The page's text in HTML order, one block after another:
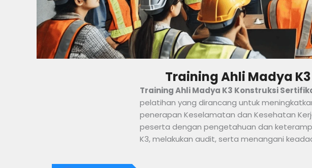
Training Ahli Madya
Training Ahli Madya K3 Konstruksi
pelatihan yang dirancang untuk
penerapan Keselamatan dan Kesehatan
peserta dengan pengetahuan dan
K3, melakukan audit, serta menangani